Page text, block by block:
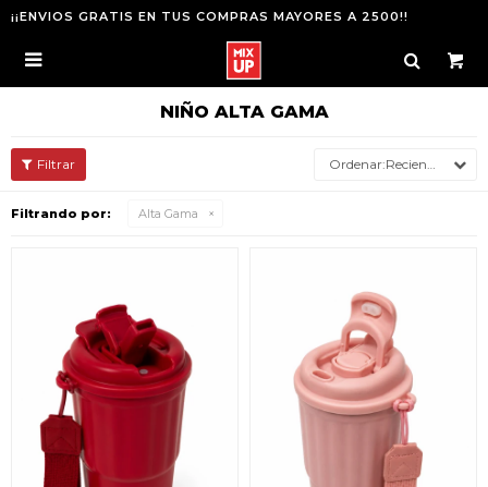
¡¡ENVIOS GRATIS EN TUS COMPRAS MAYORES A 2500!!

NIÑO ALTA GAMA
Recientes
Filtrando por: Alta Gama